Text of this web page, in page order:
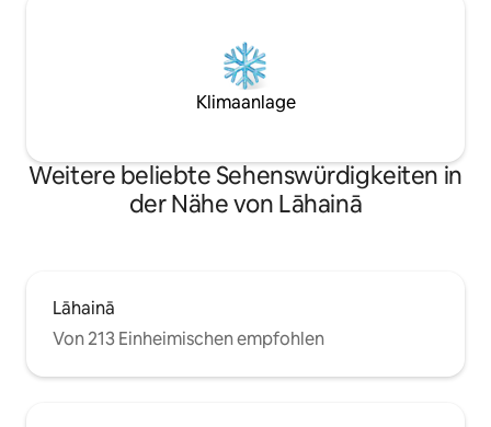
Klimaanlage
Weitere beliebte Sehenswürdigkeiten in
der Nähe von Lāhainā
Lāhainā
Von 213 Einheimischen empfohlen